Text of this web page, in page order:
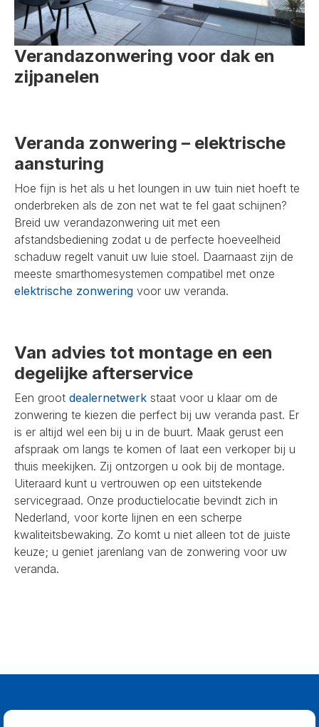
Verandazonwering voor dak en
zijpanelen
Veranda zonwering – elektrische
aansturing
Hoe fijn is het als u het loungen in uw tuin niet hoeft te
onderbreken als de zon net wat te fel gaat schijnen?
Breid uw verandazonwering uit met een
afstandsbediening zodat u de perfecte hoeveelheid
schaduw regelt vanuit uw luie stoel. Daarnaast zijn de
meeste smarthomesystemen compatibel met onze
elektrische zonwering voor uw veranda.
Van advies tot montage en een
degelijke afterservice
Een groot dealernetwerk staat voor u klaar om de
zonwering te kiezen die perfect bij uw veranda past. Er
is er altijd wel een bij u in de buurt. Maak gerust een
afspraak om langs te komen of laat een verkoper bij u
thuis meekijken. Zij ontzorgen u ook bij de montage.
Uiteraard kunt u vertrouwen op een uitstekende
servicegraad. Onze productielocatie bevindt zich in
Nederland, voor korte lijnen en een scherpe
kwaliteitsbewaking. Zo komt u niet alleen tot de juiste
keuze; u geniet jarenlang van de zonwering voor uw
veranda.